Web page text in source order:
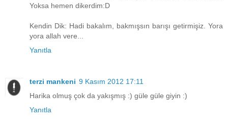
Yoksa hemen dikerdim:D
Kendin Dik: Hadi bakalım, bakmışsın barışı getirmişiz. Yora
yora allah vere...
Yanıtla
terzi mankeni 9 Kasım 2012 17:11
Harika olmuş çok da yakışmış :) güle güle giyin :)
Yanıtla